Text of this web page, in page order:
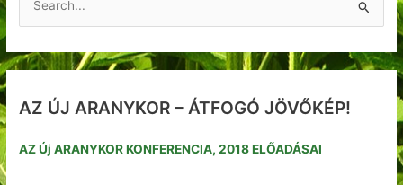
a
c
f
AZ ÚJ ARANYKOR – ÁTFOGÓ JÖVŐKÉP!
AZ Új ARANYKOR KONFERENCIA, 2018 ELŐADÁSAI